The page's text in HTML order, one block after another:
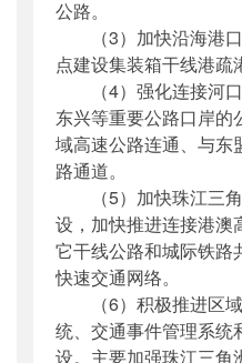
公路。
（3）加快沿海港口
点建设集装箱干线港疏
（4）强化连接河口
东兴等重要公路口岸的
域高速公路连通、与东
路通道。
（5）加快珠江三角
设，加快推进连接港澳
它干线公路和城际铁路
快速交通网络。
（6）积极推进区域
统、交通事件管理系统
设。主要加强珠江三角